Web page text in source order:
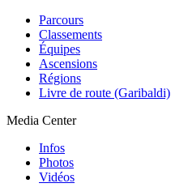
Parcours
Classements
Équipes
Ascensions
Régions
Livre de route (Garibaldi)
Media Center
Infos
Photos
Vidéos